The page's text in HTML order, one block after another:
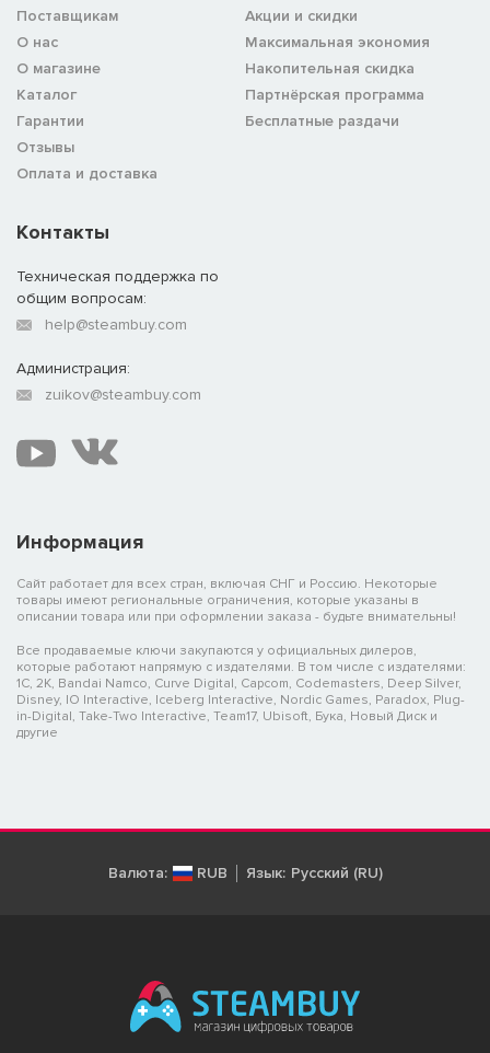
Поставщикам
О нас
О магазине
Каталог
Гарантии
Отзывы
Оплата и доставка
Акции и скидки
Максимальная экономия
Накопительная скидка
Партнёрская программа
Бесплатные раздачи
Информация
Сайт работает для всех стран, включая СНГ и Россию. Некоторые
товары имеют региональные ограничения, которые указаны в
описании товара или при оформлении заказа - будьте внимательны!
Все продаваемые ключи закупаются у официальных дилеров,
которые работают напрямую с издателями. В том числе с издателями:
1C, 2K, Bandai Namco, Curve Digital, Capcom, Codemasters, Deep Silver,
Disney, IO Interactive, Iceberg Interactive, Nordic Games, Paradox, Plug-
in-Digital, Take-Two Interactive, Team17, Ubisoft, Бука, Новый Диск и
другие
Контакты
Техническая поддержка по
общим вопросам:
help@steambuy.com
Администрация:
zuikov@steambuy.com
Валюта: RUB Язык: Русский (RU)